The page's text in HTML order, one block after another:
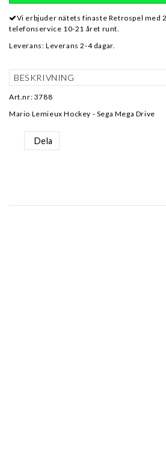
Vi erbjuder nätets finaste Retrospel med
telefonservice 10-21 året runt.
Leverans: Leverans 2-4 dagar.
BESKRIVNING
Art.nr: 3788
Mario Lemieux Hockey - Sega Mega Drive
Dela